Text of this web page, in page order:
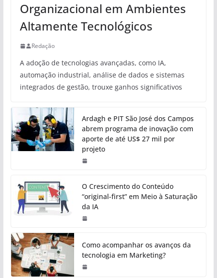
Organizacional em Ambientes
Altamente Tecnológicos
Redação
A adoção de tecnologias avançadas, como IA,
automação industrial, análise de dados e sistemas
integrados de gestão, trouxe ganhos significativos
Ardagh e PIT São José dos Campos
abrem programa de inovação com
aporte de até US$ 27 mil por
projeto
O Crescimento do Conteúdo
“original-first” em Meio à Saturação
da IA
Como acompanhar os avanços da
tecnologia em Marketing?